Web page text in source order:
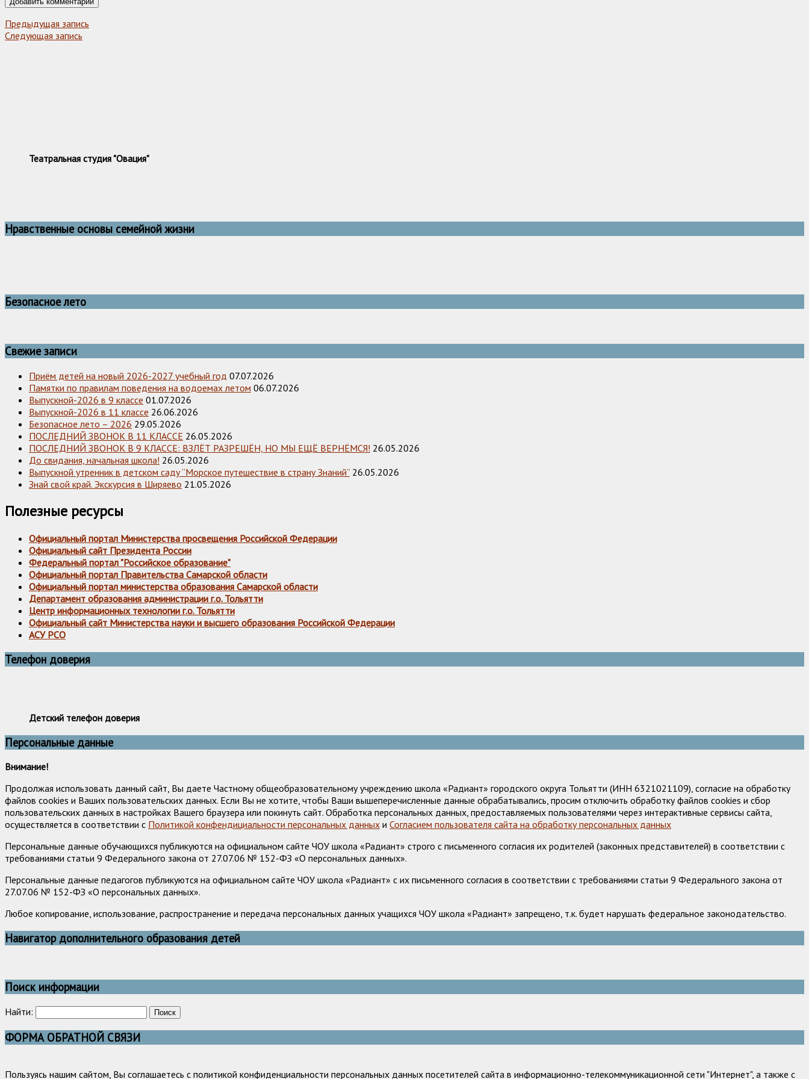
Предыдущая запись
Следующая запись
Театральная студия "Овация"
Нравственные основы семейной жизни
Безопасное лето
Свежие записи
Приём детей на новый 2026-2027 учебный год 07.07.2026
Памятки по правилам поведения на водоемах летом 06.07.2026
Выпускной-2026 в 9 классе 01.07.2026
Выпускной-2026 в 11 классе 26.06.2026
Безопасное лето – 2026 29.05.2026
ПОСЛЕДНИЙ ЗВОНОК В 11 КЛАССЕ 26.05.2026
ПОСЛЕДНИЙ ЗВОНОК В 9 КЛАССЕ: ВЗЛЁТ РАЗРЕШЁН, НО МЫ ЕЩЁ ВЕРНЁМСЯ! 26.05.2026
До свидания, начальная школа! 26.05.2026
Выпускной утренник в детском саду “Морское путешествие в страну Знаний” 26.05.2026
Знай свой край. Экскурсия в Ширяево 21.05.2026
Полезные ресурсы
Официальный портал Министерства просвещения Российской Федерации
Официальный сайт Президента России
Федеральный портал "Российское образование"
Официальный портал Правительства Самарской области
Официальный портал министерства образования Самарской области
Департамент образования администрации г.о. Тольятти
Центр информационных технологии г.о. Тольятти
Официальный сайт Министерства науки и высшего образования Российской Федерации
АСУ РСО
Телефон доверия
Детский телефон доверия
Персональные данные
Внимание!
Продолжая использовать данный сайт, Вы даете Частному общеобразовательному учреждению школа «Радиант» городского округа Тольятти (ИНН 6321021109), согласие на обработку
файлов cookies и Ваших пользовательских данных. Если Вы не хотите, чтобы Ваши вышеперечисленные данные обрабатывались, просим отключить обработку файлов cookies и сбор
пользовательских данных в настройках Вашего браузера или покинуть сайт. Обработка персональных данных, предоставляемых пользователями через интерактивные сервисы сайта,
осуществляется в соответствии с Политикой конфендициальности персональных данных и Согласием пользователя сайта на обработку персональных данных
Персональные данные обучающихся публикуются на официальном сайте ЧОУ школа «Радиант» строго с письменного согласия их родителей (законных представителей) в соответствии с
требованиями статьи 9 Федерального закона от 27.07.06 № 152-ФЗ «О персональных данных».
Персональные данные педагогов публикуются на официальном сайте ЧОУ школа «Радиант» с их письменного согласия в соответствии с требованиями статьи 9 Федерального закона от
27.07.06 № 152-ФЗ «О персональных данных».
Любое копирование, использование, распространение и передача персональных данных учащихся ЧОУ школа «Радиант» запрещено, т.к. будет нарушать федеральное законодательство.
Навигатор дополнительного образования детей
Поиск информации
Найти:
ФОРМА ОБРАТНОЙ СВЯЗИ
Пользуясь нашим сайтом, Вы соглашаетесь с политикой конфиденциальности персональных данных посетителей сайта в информационно-телекоммуникационной сети "Интернет", а также с